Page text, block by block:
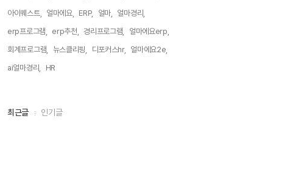
아이퀘스트,
얼마에요, ERP, 얼마,
얼마경리,
erp프로그램,
erp추천, 경리프로그램,
얼마에요erp,
회계프로그램,
뉴스클리핑, 디포커스hr,
얼마에요2e,
ai얼마경리,
HR,
최
최근글 인기글